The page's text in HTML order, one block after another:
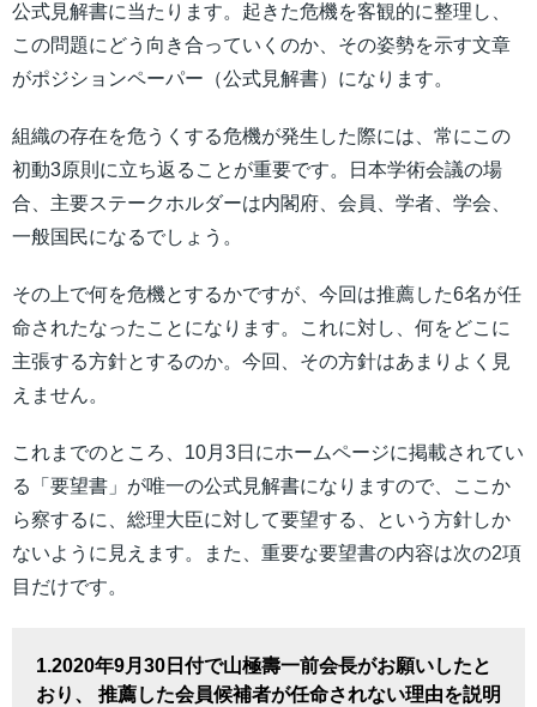
公式見解書に当たります。起きた危機を客観的に整理し、
この問題にどう向き合っていくのか、その姿勢を示す文章
がポジションペーパー（公式見解書）になります。
組織の存在を危うくする危機が発生した際には、常にこの
初動3原則に立ち返ることが重要です。日本学術会議の場
合、主要ステークホルダーは内閣府、会員、学者、学会、
一般国民になるでしょう。
その上で何を危機とするかですが、今回は推薦した6名が任
命されたなったことになります。これに対し、何をどこに
主張する方針とするのか。今回、その方針はあまりよく見
えません。
これまでのところ、10月3日にホームページに掲載されてい
る「要望書」が唯一の公式見解書になりますので、ここか
ら察するに、総理大臣に対して要望する、という方針しか
ないように見えます。また、重要な要望書の内容は次の2項
目だけです。
1.2020年9月30日付で山極壽一前会長がお願いしたと
おり、 推薦した会員候補者が任命されない理由を説明